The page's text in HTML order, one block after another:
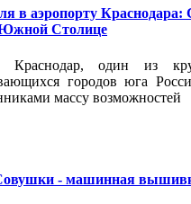
в аэропорту Краснодара:
Столице
Краснодар, один из
городов юга
массу возможностей
- машинная